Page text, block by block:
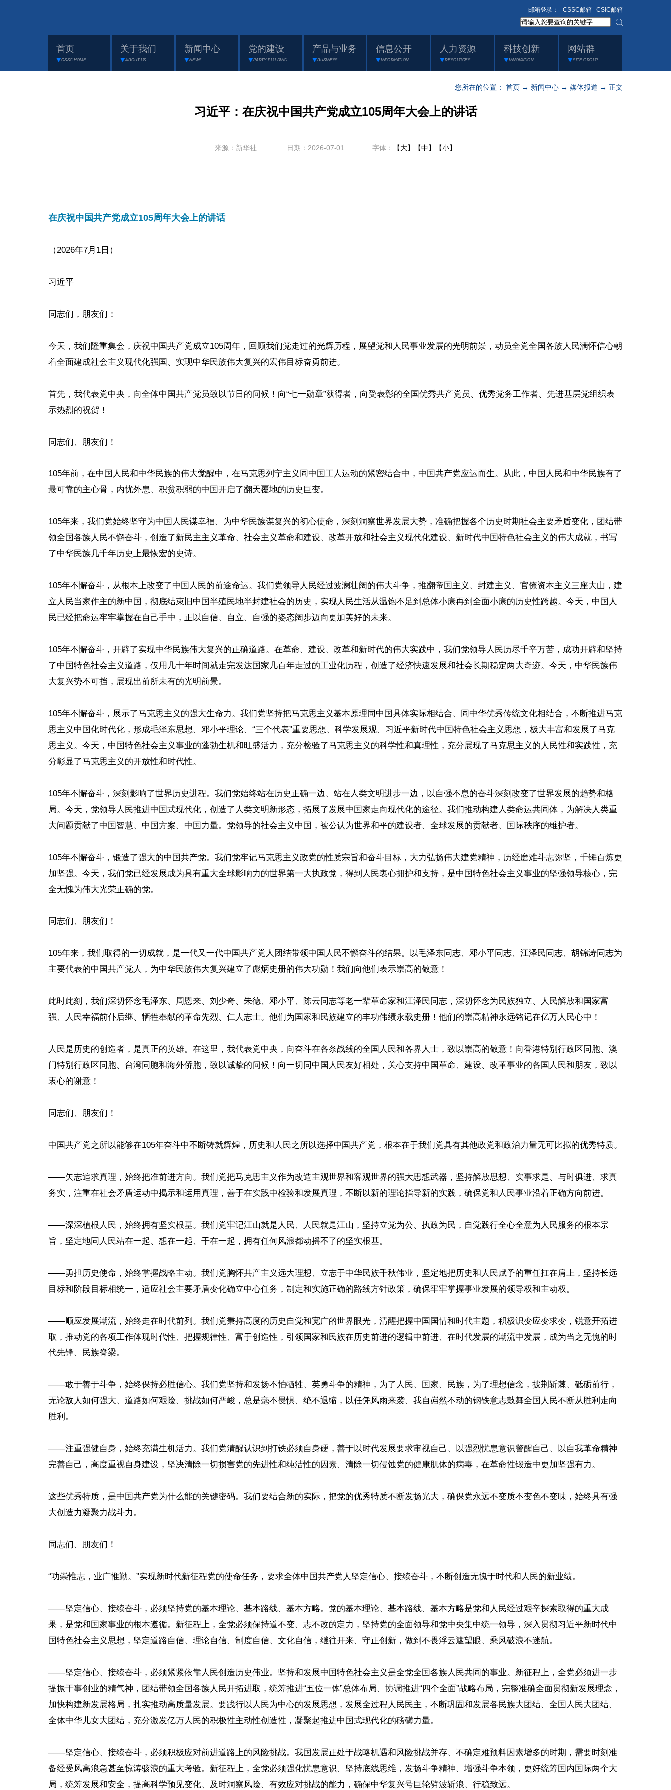
邮箱登录： CSSC邮箱 CSIC邮箱
首页
CSSC HOME
关于我们
ABOUT US
新闻中心
NEWS
党的建设
PARTY BUILDING
产品与业务
BUSINESS
信息公开
INFORMATION
人力资源
RESOURCES
科技创新
INNOVATION
网站群
SITE GROUP
您所在的位置： 首页 → 新闻中心 → 媒体报道 → 正文
习近平：在庆祝中国共产党成立105周年大会上的讲话
来源：新华社 日期：2026-07-01 字体： 【大】 【中】 【小】
在庆祝中国共产党成立105周年大会上的讲话
（2026年7月1日）
习近平
同志们，朋友们：
今天，我们隆重集会，庆祝中国共产党成立105周年，回顾我们党走过的光辉历程，展望党和人民事业发展的光明前景，动员全党全国各族人民满怀信心朝
着全面建成社会主义现代化强国、实现中华民族伟大复兴的宏伟目标奋勇前进。
首先，我代表党中央，向全体中国共产党员致以节日的问候！向“七一勋章”获得者，向受表彰的全国优秀共产党员、优秀党务工作者、先进基层党组织表
示热烈的祝贺！
同志们、朋友们！
105年前，在中国人民和中华民族的伟大觉醒中，在马克思列宁主义同中国工人运动的紧密结合中，中国共产党应运而生。从此，中国人民和中华民族有了
最可靠的主心骨，内忧外患、积贫积弱的中国开启了翻天覆地的历史巨变。
105年来，我们党始终坚守为中国人民谋幸福、为中华民族谋复兴的初心使命，深刻洞察世界发展大势，准确把握各个历史时期社会主要矛盾变化，团结带
领全国各族人民不懈奋斗，创造了新民主主义革命、社会主义革命和建设、改革开放和社会主义现代化建设、新时代中国特色社会主义的伟大成就，书写
了中华民族几千年历史上最恢宏的史诗。
105年不懈奋斗，从根本上改变了中国人民的前途命运。我们党领导人民经过波澜壮阔的伟大斗争，推翻帝国主义、封建主义、官僚资本主义三座大山，建
立人民当家作主的新中国，彻底结束旧中国半殖民地半封建社会的历史，实现人民生活从温饱不足到总体小康再到全面小康的历史性跨越。今天，中国人
民已经把命运牢牢掌握在自己手中，正以自信、自立、自强的姿态阔步迈向更加美好的未来。
105年不懈奋斗，开辟了实现中华民族伟大复兴的正确道路。在革命、建设、改革和新时代的伟大实践中，我们党领导人民历尽千辛万苦，成功开辟和坚持
了中国特色社会主义道路，仅用几十年时间就走完发达国家几百年走过的工业化历程，创造了经济快速发展和社会长期稳定两大奇迹。今天，中华民族伟
大复兴势不可挡，展现出前所未有的光明前景。
105年不懈奋斗，展示了马克思主义的强大生命力。我们党坚持把马克思主义基本原理同中国具体实际相结合、同中华优秀传统文化相结合，不断推进马克
思主义中国化时代化，形成毛泽东思想、邓小平理论、“三个代表”重要思想、科学发展观、习近平新时代中国特色社会主义思想，极大丰富和发展了马克
思主义。今天，中国特色社会主义事业的蓬勃生机和旺盛活力，充分检验了马克思主义的科学性和真理性，充分展现了马克思主义的人民性和实践性，充
分彰显了马克思主义的开放性和时代性。
105年不懈奋斗，深刻影响了世界历史进程。我们党始终站在历史正确一边、站在人类文明进步一边，以自强不息的奋斗深刻改变了世界发展的趋势和格
局。今天，党领导人民推进中国式现代化，创造了人类文明新形态，拓展了发展中国家走向现代化的途径。我们推动构建人类命运共同体，为解决人类重
大问题贡献了中国智慧、中国方案、中国力量。党领导的社会主义中国，被公认为世界和平的建设者、全球发展的贡献者、国际秩序的维护者。
105年不懈奋斗，锻造了强大的中国共产党。我们党牢记马克思主义政党的性质宗旨和奋斗目标，大力弘扬伟大建党精神，历经磨难斗志弥坚，千锤百炼更
加坚强。今天，我们党已经发展成为具有重大全球影响力的世界第一大执政党，得到人民衷心拥护和支持，是中国特色社会主义事业的坚强领导核心，完
全无愧为伟大光荣正确的党。
同志们、朋友们！
105年来，我们取得的一切成就，是一代又一代中国共产党人团结带领中国人民不懈奋斗的结果。以毛泽东同志、邓小平同志、江泽民同志、胡锦涛同志为
主要代表的中国共产党人，为中华民族伟大复兴建立了彪炳史册的伟大功勋！我们向他们表示崇高的敬意！
此时此刻，我们深切怀念毛泽东、周恩来、刘少奇、朱德、邓小平、陈云同志等老一辈革命家和江泽民同志，深切怀念为民族独立、人民解放和国家富
强、人民幸福前仆后继、牺牲奉献的革命先烈、仁人志士。他们为国家和民族建立的丰功伟绩永载史册！他们的崇高精神永远铭记在亿万人民心中！
人民是历史的创造者，是真正的英雄。在这里，我代表党中央，向奋斗在各条战线的全国人民和各界人士，致以崇高的敬意！向香港特别行政区同胞、澳
门特别行政区同胞、台湾同胞和海外侨胞，致以诚挚的问候！向一切同中国人民友好相处，关心支持中国革命、建设、改革事业的各国人民和朋友，致以
衷心的谢意！
同志们、朋友们！
中国共产党之所以能够在105年奋斗中不断铸就辉煌，历史和人民之所以选择中国共产党，根本在于我们党具有其他政党和政治力量无可比拟的优秀特质。
——矢志追求真理，始终把准前进方向。我们党把马克思主义作为改造主观世界和客观世界的强大思想武器，坚持解放思想、实事求是、与时俱进、求真
务实，注重在社会矛盾运动中揭示和运用真理，善于在实践中检验和发展真理，不断以新的理论指导新的实践，确保党和人民事业沿着正确方向前进。
——深深植根人民，始终拥有坚实根基。我们党牢记江山就是人民、人民就是江山，坚持立党为公、执政为民，自觉践行全心全意为人民服务的根本宗
旨，坚定地同人民站在一起、想在一起、干在一起，拥有任何风浪都动摇不了的坚实根基。
——勇担历史使命，始终掌握战略主动。我们党胸怀共产主义远大理想、立志于中华民族千秋伟业，坚定地把历史和人民赋予的重任扛在肩上，坚持长远
目标和阶段目标相统一，适应社会主要矛盾变化确立中心任务，制定和实施正确的路线方针政策，确保牢牢掌握事业发展的领导权和主动权。
——顺应发展潮流，始终走在时代前列。我们党秉持高度的历史自觉和宽广的世界眼光，清醒把握中国国情和时代主题，积极识变应变求变，锐意开拓进
取，推动党的各项工作体现时代性、把握规律性、富于创造性，引领国家和民族在历史前进的逻辑中前进、在时代发展的潮流中发展，成为当之无愧的时
代先锋、民族脊梁。
——敢于善于斗争，始终保持必胜信心。我们党坚持和发扬不怕牺牲、英勇斗争的精神，为了人民、国家、民族，为了理想信念，披荆斩棘、砥砺前行，
无论敌人如何强大、道路如何艰险、挑战如何严峻，总是毫不畏惧、绝不退缩，以任凭风雨来袭、我自岿然不动的钢铁意志鼓舞全国人民不断从胜利走向
胜利。
——注重强健自身，始终充满生机活力。我们党清醒认识到打铁必须自身硬，善于以时代发展要求审视自己、以强烈忧患意识警醒自己、以自我革命精神
完善自己，高度重视自身建设，坚决清除一切损害党的先进性和纯洁性的因素、清除一切侵蚀党的健康肌体的病毒，在革命性锻造中更加坚强有力。
这些优秀特质，是中国共产党为什么能的关键密码。我们要结合新的实际，把党的优秀特质不断发扬光大，确保党永远不变质不变色不变味，始终具有强
大创造力凝聚力战斗力。
同志们、朋友们！
“功崇惟志，业广惟勤。”实现新时代新征程党的使命任务，要求全体中国共产党人坚定信心、接续奋斗，不断创造无愧于时代和人民的新业绩。
——坚定信心、接续奋斗，必须坚持党的基本理论、基本路线、基本方略。党的基本理论、基本路线、基本方略是党和人民经过艰辛探索取得的重大成
果，是党和国家事业的根本遵循。新征程上，全党必须保持道不变、志不改的定力，坚持党的全面领导和党中央集中统一领导，深入贯彻习近平新时代中
国特色社会主义思想，坚定道路自信、理论自信、制度自信、文化自信，继往开来、守正创新，做到不畏浮云遮望眼、乘风破浪不迷航。
——坚定信心、接续奋斗，必须紧紧依靠人民创造历史伟业。坚持和发展中国特色社会主义是全党全国各族人民共同的事业。新征程上，全党必须进一步
提振干事创业的精气神，团结带领全国各族人民开拓进取，统筹推进“五位一体”总体布局、协调推进“四个全面”战略布局，完整准确全面贯彻新发展理念，
加快构建新发展格局，扎实推动高质量发展。要践行以人民为中心的发展思想，发展全过程人民民主，不断巩固和发展各民族大团结、全国人民大团结、
全体中华儿女大团结，充分激发亿万人民的积极性主动性创造性，凝聚起推进中国式现代化的磅礴力量。
——坚定信心、接续奋斗，必须积极应对前进道路上的风险挑战。我国发展正处于战略机遇和风险挑战并存、不确定难预料因素增多的时期，需要时刻准
备经受风高浪急甚至惊涛骇浪的重大考验。新征程上，全党必须强化忧患意识、坚持底线思维，发扬斗争精神、增强斗争本领，更好统筹国内国际两个大
局，统筹发展和安全，提高科学预见变化、及时洞察风险、有效应对挑战的能力，确保中华复兴号巨轮劈波斩浪、行稳致远。